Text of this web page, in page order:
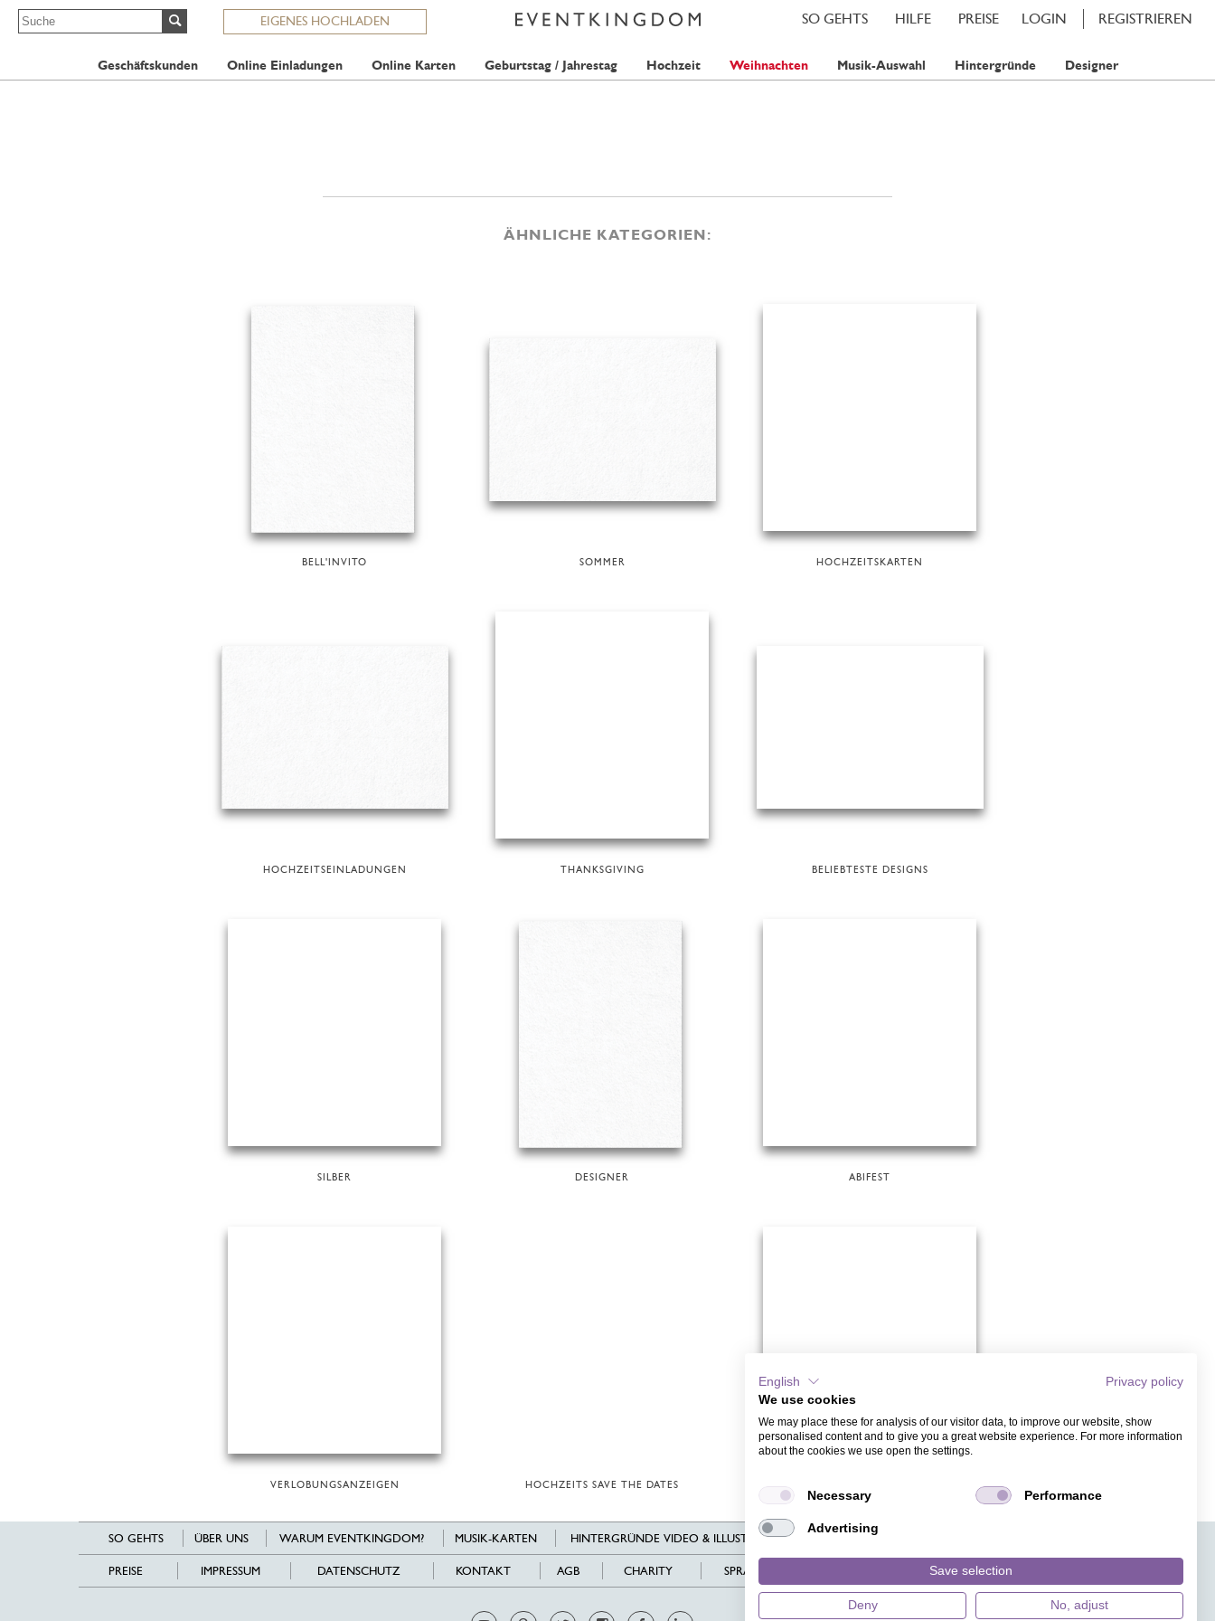
EIGENES HOCHLADEN LOGIN REGISTRIEREN
PREISE
HILFE
SO GEHTS
Geschäftskunden Online Einladungen Online Karten Geburtstag / Jahrestag Hochzeit Weihnachten Musik-Auswahl Hintergründe Designer
ÄHNLICHE KATEGORIEN:
BELL'INVITO SOMMER HOCHZEITSKARTEN
HOCHZEITSEINLADUNGEN THANKSGIVING BELIEBTESTE DESIGNS
SILBER DESIGNER ABIFEST
VERLOBUNGSANZEIGEN HOCHZEITS SAVE THE DATES
SO GEHTS ÜBER UNS WARUM EVENTKINGDOM? MUSIK-KARTEN HINTERGRÜNDE VIDEO & ILLUSTRATIONEN
PREISE IMPRESSUM DATENSCHUTZ KONTAKT AGB CHARITY SPRACHEN HILFE
English
Privacy policy
We use cookies
We may place these for analysis of our visitor data, to improve our website, show
personalised content and to give you a great website experience. For more information
about the cookies we use open the settings.
Necessary Performance
Advertising
Save selection
Deny No, adjust